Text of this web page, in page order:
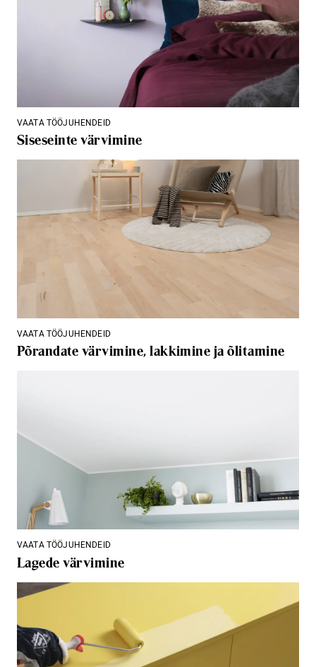
VAATA TÖÖJUHENDEID
Siseseinte värvimine
VAATA TÖÖJUHENDEID
Põrandate värvimine, lakkimine ja õlitamine
VAATA TÖÖJUHENDEID
Lagede värvimine